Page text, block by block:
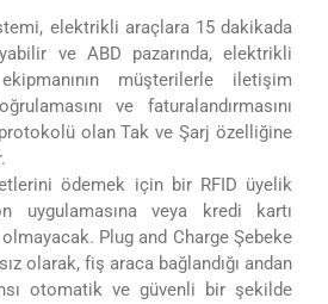
elektrikli araçlara 15 dakikada
ve ABD pazarında, elektrikli
müşterilerle iletişim
ve faturalandırmasını
olan Tak ve Şarj özelliğine
ödemek için bir RFID üyelik
uygulamasına veya kredi kartı
Plug and Charge Şebeke
olarak, fiş araca bağlandığı andan
otomatik ve güvenli bir şekilde